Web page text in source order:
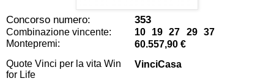
Concorso numero: 353
Combinazione vincente:
10 19 27 29 37
Montepremi:
60.557,90 €
Quote Vinci per la vita Win
for Life
VinciCasa